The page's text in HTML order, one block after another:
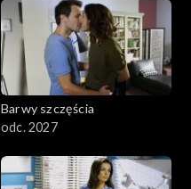
Barwy szczęścia
odc. 2027